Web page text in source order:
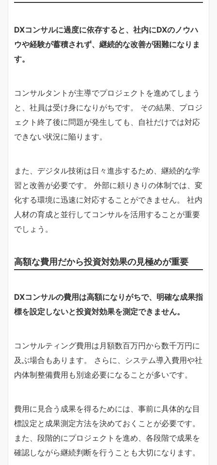
DXコンサルに過度に依存すると、社内にDXのノウハ
ウや経験が蓄積されず、継続的な改善が困難になりま
す。
コンサルタントが主導でプロジェクトを進めてしまう
と、社員は受け身になりがちです。 その結果、プロジ
ェクト終了後に問題が発生しても、自社だけでは対応
できない状況に陥ります。
また、デジタル技術は日々進歩するため、継続的な学
習と改善が必要です。 外部に頼りきりの体制では、変
化する環境に迅速に対応することができません。 社内
人材の育成と並行してコンサルを活用することが重要
でしょう。
高額な費用だから投資対効果の見極めが重要
DXコンサルの費用は高額になりがちで、明確な成果指
標を設定しないと投資対効果を測定できません。
コンサルティング費用は月額数百万円から数千万円に
及ぶ場合もあります。 さらに、システム導入費用や社
内体制整備費用も別途必要になることが多いです。
費用に見合う成果を得るためには、事前に具体的な目
標設定と成果測定方法を決めておくことが必要です。
また、段階的にプロジェクトを進め、各段階で成果を
確認しながら継続判断を行うことも大切になります。